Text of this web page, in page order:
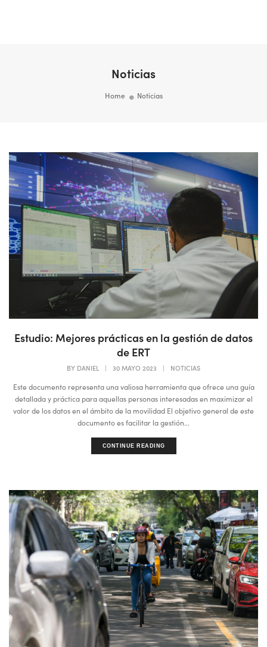
Noticias
Home Noticias
Estudio: Mejores prácticas en la gestión de datos
de ERT
BY DANIEL | 30 MAYO 2023 | NOTICIAS
Este documento representa una valiosa herramienta que ofrece una guía
detallada y práctica para aquellas personas interesadas en maximizar el
valor de los datos en el ámbito de la movilidad El objetivo general de este
documento es facilitar la gestión...
CONTINUE READING